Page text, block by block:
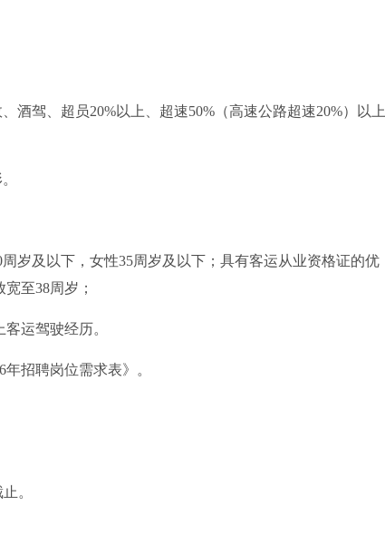
驾、超员20%以上、超速50%（高速公路超速20%）以上
及以下，女性35周岁及以下；具有客运从业资格证的优
至38周岁；
运驾驶经历。
招聘岗位需求表》。
。